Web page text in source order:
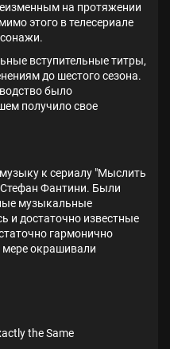
на протяжении
этого в телесериале
вступительные титры,
до шестого сезона.
было
получило свое
к сериалу "Мыслить
Стефан Фантини. Были
музыкальные
и достаточно известные
гармонично
мере окрашивали
the Same